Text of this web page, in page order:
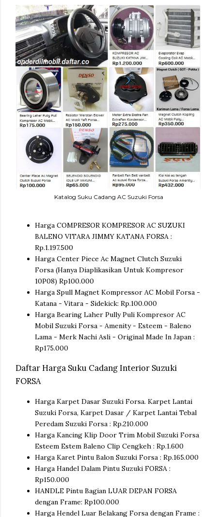
Katalog Suku Cadang AC Suzuki Forsa
Harga COMPRESOR KOMPRESOR AC SUZUKI
BALENO VITARA JIMMY KATANA FORSA :
Rp.1.197.500
Harga Center Piece Ac Magnet Clutch Suzuki
Forsa (Hanya Diaplikasikan Untuk Kompresor
10P08) Rp100.000
Harga Spull Magnet Kompressor AC Mobil Forsa -
Katana - Vitara - Sidekick: Rp.100.000
Harga Bearing Laher Pully Puli Kompresor AC
Mobil Suzuki Forsa - Amenity - Esteem - Baleno
Lama - Merk Nachi Asli - Original Made In Japan :
Rp175.000
Daftar Harga Suku Cadang Interior Suzuki
FORSA
Harga Karpet Dasar Suzuki Forsa. Karpet Lantai
Suzuki Forsa, Karpet Dasar / Karpet Lantai Tebal
Peredam Suzuki Forsa : Rp.210.000
Harga Kancing Klip Door Trim Mobil Suzuki Forsa
Esteem Estem Baleno Clip Cengkeh : Rp.1.600
Harga Karet Pintu Balon Suzuki Forsa : Rp.165.000
Harga Handel Dalam Pintu Suzuki FORSA :
Rp150.000
HANDLE Pintu Bagian LUAR DEPAN FORSA
dengan Frame: Rp100.000
Harga Hendel Luar Belakang Forsa dengan Frame :